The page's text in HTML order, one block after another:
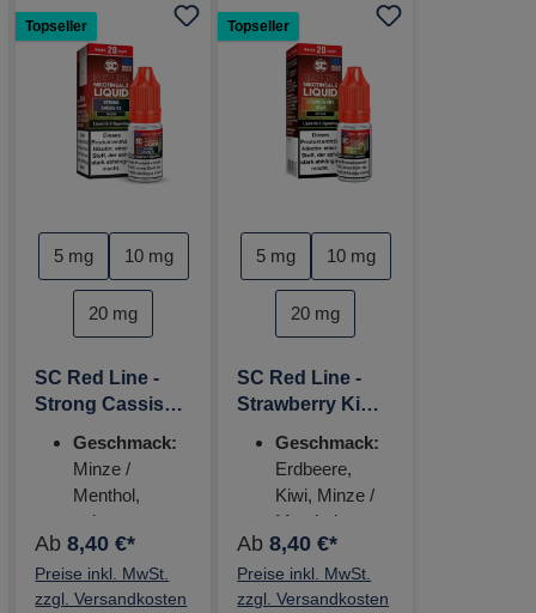
auswählen
Topseller
Nikotinstärke auswählen
5 mg 10 mg
20 mg
SC Red Line -
Strong Cassis
Geschmack:
Minze /
Menthol,
schwarze
Johannisbeere
Nikotinstärke:
0 mg, 5 mg,
Ab8,40 €*
Preise inkl. MwSt.
zzgl. Versandkosten
Topseller
Nikotinstärke
5 mg 10 mg
20 mg
SC Red Line -
Strawberry Kiwi
Geschmack:
Erdbeere,
Kiwi, Minze /
Menthol
Nikotinstärke:
0 mg, 5 mg,
10 mg, 20mg
Ab8,40 €*
Preise inkl. MwSt.
zzgl. Versandkosten